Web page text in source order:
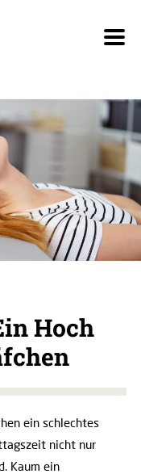
Hoch
ein schlechtes
nicht nur
Kaum ein